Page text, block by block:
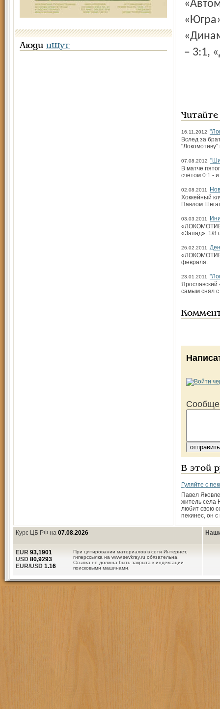
Люди ищут
– 3:1,
16.11.2012
Вслед за
"Локомотиву"
07.08.2012
В матче
счётом 0:1 -
02.08.2011
Хоккейный
Павлом
03.03.2011
«Запад». 1/8
26.02.2011
февраля.
23.01.2011
самым снял
В этой
Гуляйте с
Павел
житель села
любит свою
пекинес, он
Курс ЦБ РФ на 07.08.2026
При цитировании материалов в сети Интернет,
гиперссылка на www.sevkray.ru обязательна.
Ссылка не должна быть закрыта к индексации
поисковыми машинами.
EUR 93,1901
USD 80,9293
EUR/USD 1.16